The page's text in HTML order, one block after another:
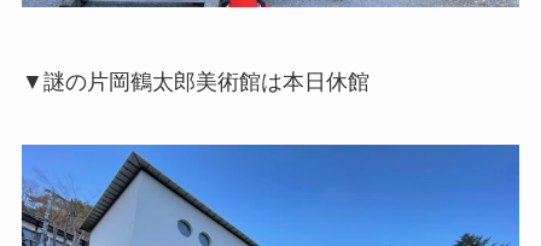
▼謎の片岡鶴太郎美術館は本日休館